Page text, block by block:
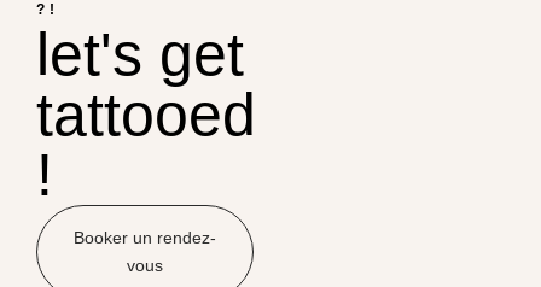
?!
let's get
tattooed
!
Booker un rendez-
vous